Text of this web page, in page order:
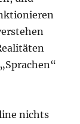
nichts